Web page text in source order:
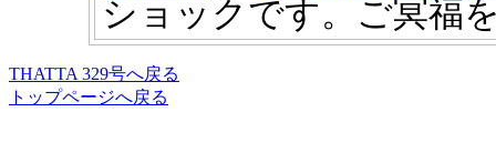
ショックです。ご冥福
THATTA 329号へ戻る
トップページへ戻る